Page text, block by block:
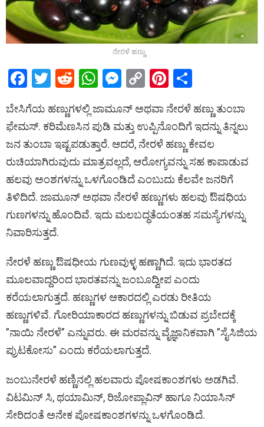
ನೇರಳೆ ಹಣ್ಣು
F
ce
b
o
o
k
T
tt
er
R
d
di
t
W
at
s
A
p
p
M
se
n
g
er
C
py
Li
n
k
Pi
er
es
t
ar
e
ಬೇಸಿಗೆಯ ಹಣ್ಣುಗಳಲ್ಲಿ ಜಾಮೂನ್ ಅಥವಾ ನೇರಳೆ ಹಣ್ಣು ತುಂಬಾ
ಫೇಮಸ್. ಕರಿಮೆಣಸಿನ ಪುಡಿ ಮತ್ತು ಉಪ್ಪಿನೊಂದಿಗೆ ಇದನ್ನು ತಿನ್ನಲು
ಜನ ತುಂಬಾ ಇಷ್ಟಪಡುತ್ತಾರೆ. ಆದರೆ, ನೇರಳೆ ಹಣ್ಣು ಕೇವಲ
ರುಚಿಯಾಗಿರುವುದು ಮಾತ್ರವಲ್ಲದೆ, ಆರೋಗ್ಯವನ್ನು ಸಹ ಕಾಪಾಡುವ
ಹಲವು ಅಂಶಗಳನ್ನು ಒಳಗೊಂಡಿದೆ ಎಂಬುದು ಕೆಲವೇ ಜನರಿಗೆ
ತಿಳಿದಿದೆ. ಜಾಮೂನ್ ಅಥವಾ ನೇರಳೆ ಹಣ್ಣುಗಳು ಹಲವು ಔಷಧಿಯ
ಗುಣಗಳನ್ನು ಹೊಂದಿವೆ. ಇದು ಮಲಬದ್ಧತೆಯಂತಹ ಸಮಸ್ಯೆಗಳನ್ನು
ನಿವಾರಿಸುತ್ತದೆ.
ನೇರಳೆ ಹಣ್ಣು ಔಷಧೀಯ ಗುಣವುಳ್ಳ ಹಣ್ಣಾಗಿದೆ. ಇದು ಭಾರತದ
ಮೂಲವಾದ್ದರಿಂದ ಭಾರತವನ್ನು ಜಂಬೂದ್ವೀಪ ಎಂದು
ಕರೆಯಲಾಗುತ್ತದೆ. ಹಣ್ಣುಗಳ ಆಕಾರದಲ್ಲಿ ಎರಡು ರೀತಿಯ
ಹಣ್ಣುಗಳಿವೆ. ಗೋರಿಯಾಕಾರದ ಹಣ್ಣುಗಳನ್ನು ಬಿಡುವ ಪ್ರಬೇದಕ್ಕೆ
”ನಾಯಿ ನೇರಳೆ” ಎನ್ನುವರು. ಈ ಮರವನ್ನು ವೈಜ್ಞಾನಿಕವಾಗಿ ”ಸೈಸಿಜಿಯ
ಪ್ರುಟಕೋಸು” ಎಂದು ಕರೆಯಲಾಗುತ್ತದೆ.
ಜಂಬುನೇರಳೆ ಹಣ್ಣಿನಲ್ಲಿ ಹಲವಾರು ಪೋಷಕಾಂಶಗಳು ಅಡಗಿವೆ.
ವಿಟಮಿನ್ ಸಿ, ಥಯಾಮಿನ್, ರಿಜೋಪ್ಲಾವಿನ್ ಹಾಗೂ ನಿಯಾಸಿನ್
ಸೇರಿದಂತೆ ಅನೇಕ ಪೋಷಕಾಂಶಗಳನ್ನು ಒಳಗೊಂಡಿದೆ.